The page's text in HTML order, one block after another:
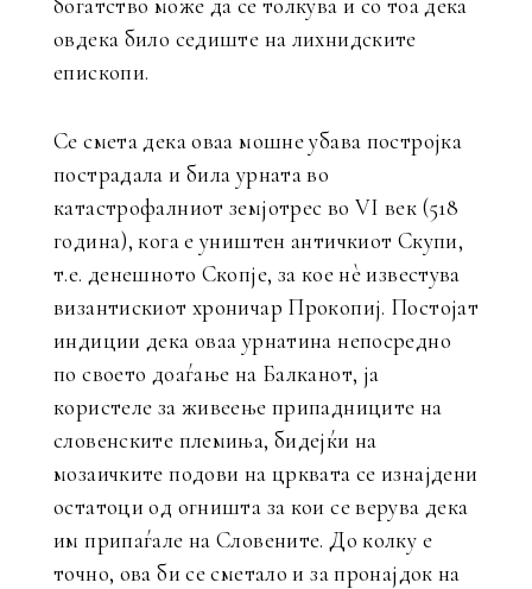
овдека било седиште на лихнидските
епископи.
Се смета дека оваа мошне убава постројка
пострадала и била урната во
катастрофалниот земјотрес во VI век (518
година), кога е уништен античкиот Скупи,
т.е. денешното Скопје, за кое нè известува
византискиот хроничар Прокопиј. Постојат
индиции дека оваа урнатина непосредно
по своето доаѓање на Балканот, ја
користеле за живеење припадниците на
словенските племиња, бидејќи на
мозаичките подови на црквата се изнајдени
остатоци од огништа за кои се верува дека
им припаѓале на Словените. До колку е
точно, ова би се сметало и за пронајдок на